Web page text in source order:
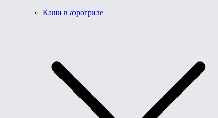
Каши в аэрогриле